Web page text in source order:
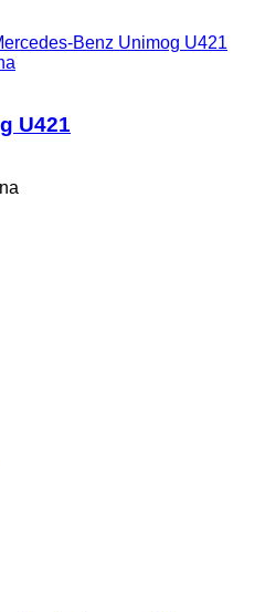
Benz Unimog U421
U421